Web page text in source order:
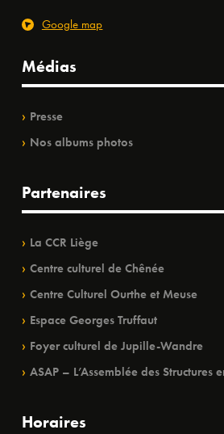
Google map
Médias
Presse
Nos albums photos
Partenaires
La CCR Liège
Centre culturel de Chênée
Centre Culturel Ourthe et Meuse
Espace Georges Truffaut
Foyer culturel de Jupille-Wandre
ASAP – L’Assemblée des Structures
Horaires